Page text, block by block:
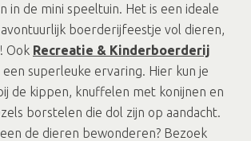
in de mini speeltuin. Het is een ideale
boerderijfeestje vol dieren,
Ook Recreatie & Kinderboerderij
een superleuke ervaring. Hier kun je
de kippen, knuffelen met konijnen en
borstelen die dol zijn op aandacht.
de dieren bewonderen? Bezoek